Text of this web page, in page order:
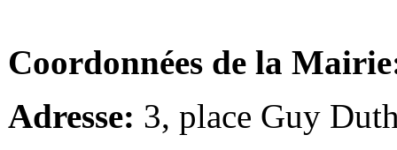
Coordonnées de la
Adresse: 3, place Guy